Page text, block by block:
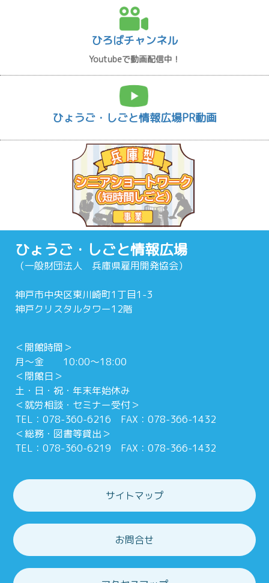
ひろばチャンネル
Youtubeで動画配信中！
ひょうご・しごと情報広場PR動画
ひょうご・しごと情報広場
（一般財団法人 兵庫県雇用開発協会）
神戸市中央区東川崎町1丁目1-3
神戸クリスタルタワー12階
＜開館時間＞
月～金 10:00～18:00
＜閉館日＞
土・日・祝・年末年始休み
＜就労相談・セミナー受付＞
TEL：078-360-6216 FAX：078-366-1432
＜総務・図書等貸出＞
TEL：078-360-6219 FAX：078-366-1432
サイトマップ
お問合せ